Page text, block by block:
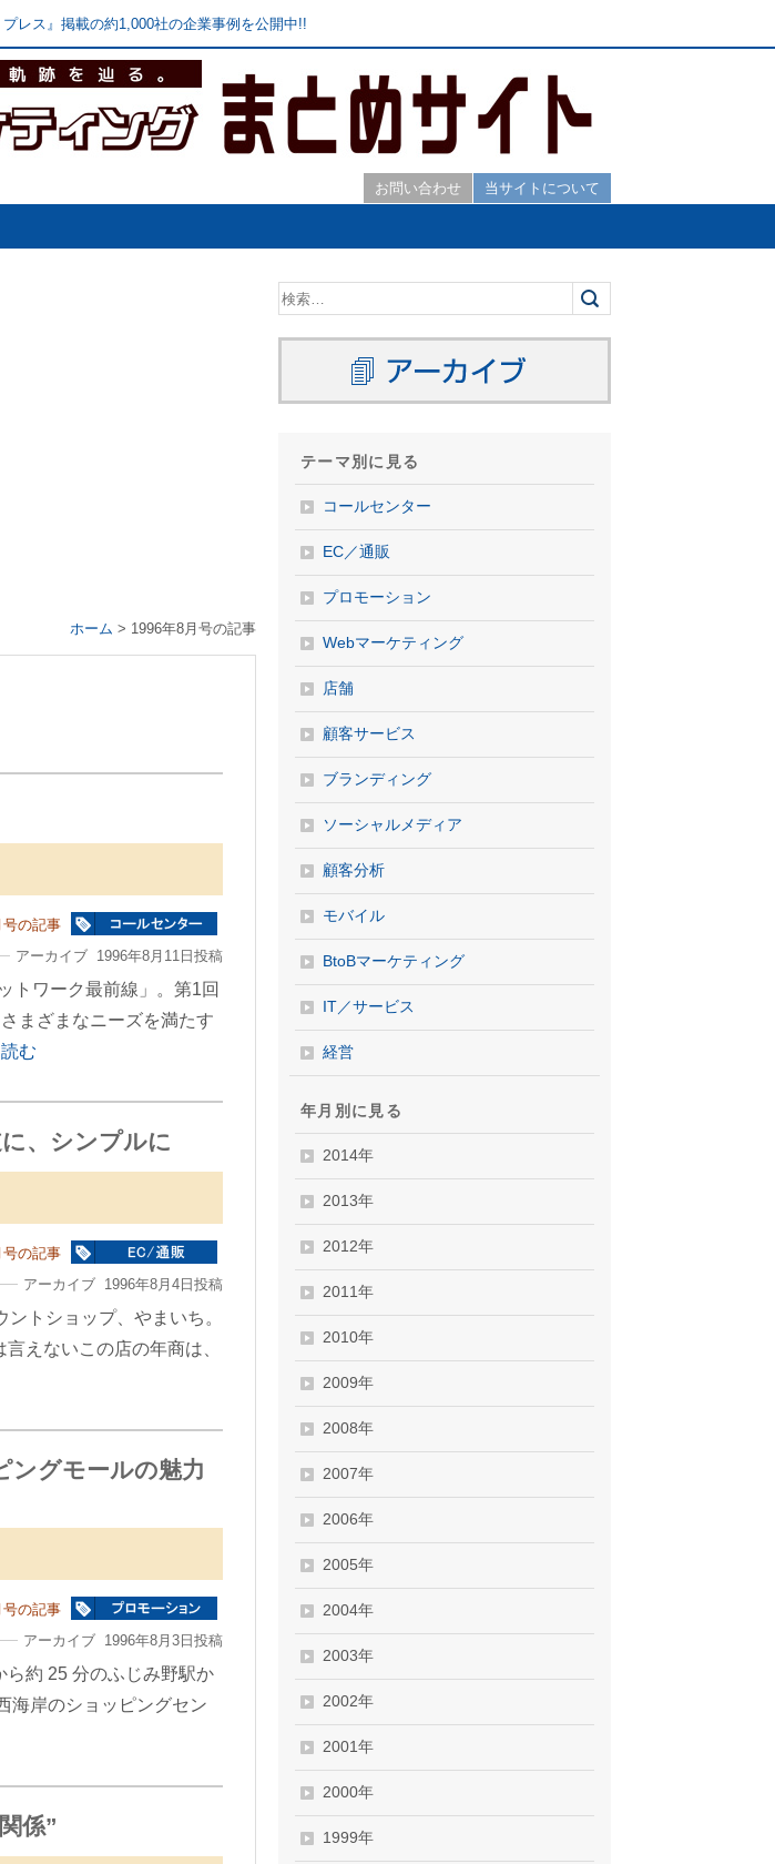
レス』掲載の約1,000社の企業事例を公開中!!
お問い合わせ 当サイトについて
ホーム > 1996年8月号の記事
号の記事
アーカイブ 1996年8月11日投稿
トワーク最前線」。第1回
まざまなニーズを満たす
む
、シンプルに
号の記事
アーカイブ 1996年8月4日投稿
トショップ、やまいち。
えないこの店の年商は、
ングモールの魅力
号の記事
アーカイブ 1996年8月3日投稿
約 25 分のふじみ野駅か
海岸のショッピングセン
係”
テーマ別に見る
コールセンター
EC／通販
プロモーション
Webマーケティング
店舗
顧客サービス
ブランディング
ソーシャルメディア
顧客分析
モバイル
BtoBマーケティング
IT／サービス
経営
年月別に見る
2014年
2013年
2012年
2011年
2010年
2009年
2008年
2007年
2006年
2005年
2004年
2003年
2002年
2001年
2000年
1999年